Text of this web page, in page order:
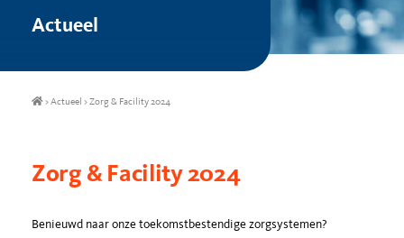
Actueel
>Actueel >Zorg & Facility 2024
Zorg & Facility 2024
Benieuwd naar onze toekomstbestendige zorgsystemen?